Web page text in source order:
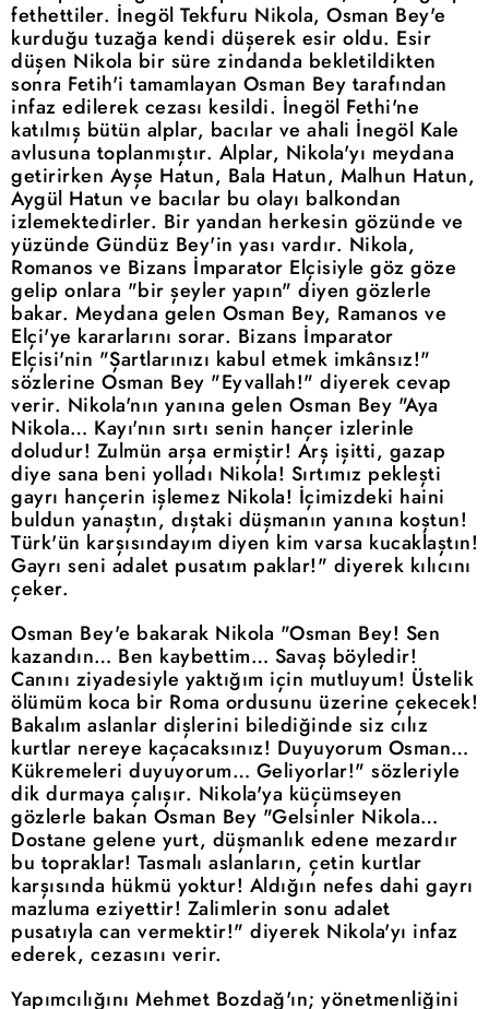
fethettiler. İnegöl Tekfuru Nikola, Osman Bey'e
kurduğu tuzağa kendi düşerek esir oldu. Esir
düşen Nikola bir süre zindanda bekletildikten
sonra Fetih'i tamamlayan Osman Bey tarafından
infaz edilerek cezası kesildi. İnegöl Fethi'ne
katılmış bütün alplar, bacılar ve ahali İnegöl Kale
avlusuna toplanmıştır. Alplar, Nikola'yı meydana
getirirken Ayşe Hatun, Bala Hatun, Malhun Hatun,
Aygül Hatun ve bacılar bu olayı balkondan
izlemektedirler. Bir yandan herkesin gözünde ve
yüzünde Gündüz Bey'in yası vardır. Nikola,
Romanos ve Bizans İmparator Elçisiyle göz göze
gelip onlara "bir şeyler yapın" diyen gözlerle
bakar. Meydana gelen Osman Bey, Ramanos ve
Elçi'ye kararlarını sorar. Bizans İmparator
Elçisi'nin "Şartlarınızı kabul etmek imkânsız!"
sözlerine Osman Bey "Eyvallah!" diyerek cevap
verir. Nikola'nın yanına gelen Osman Bey "Aya
Nikola… Kayı'nın sırtı senin hançer izlerinle
doludur! Zulmün arşa ermiştir! Arş işitti, gazap
diye sana beni yolladı Nikola! Sırtımız pekleşti
gayrı hançerin işlemez Nikola! İçimizdeki haini
buldun yanaştın, dıştaki düşmanın yanına koştun!
Türk'ün karşısındayım diyen kim varsa kucaklaştın!
Gayrı seni adalet pusatım paklar!" diyerek kılıcını
çeker.
Osman Bey'e bakarak Nikola "Osman Bey! Sen
kazandın… Ben kaybettim… Savaş böyledir!
Canını ziyadesiyle yaktığım için mutluyum! Üstelik
ölümüm koca bir Roma ordusunu üzerine çekecek!
Bakalım aslanlar dişlerini bilediğinde siz cılız
kurtlar nereye kaçacaksınız! Duyuyorum Osman…
Kükremeleri duyuyorum… Geliyorlar!" sözleriyle
dik durmaya çalışır. Nikola'ya küçümseyen
gözlerle bakan Osman Bey "Gelsinler Nikola…
Dostane gelene yurt, düşmanlık edene mezardır
bu topraklar! Tasmalı aslanların, çetin kurtlar
karşısında hükmü yoktur! Aldığın nefes dahi gayrı
mazluma eziyettir! Zalimlerin sonu adalet
pusatıyla can vermektir!" diyerek Nikola'yı infaz
ederek, cezasını verir.
Yapımcılığını Mehmet Bozdağ'ın; yönetmenliğini